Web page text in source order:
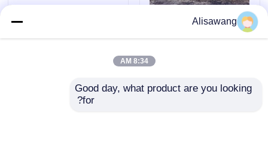
خانه مرغ با 50 سال عمر
سفارشیارسال سؤال
گوسفند گوسفند گاو
ارسال سؤال
Alisawang
8:34 AM
Good day, what product are you looking
for?